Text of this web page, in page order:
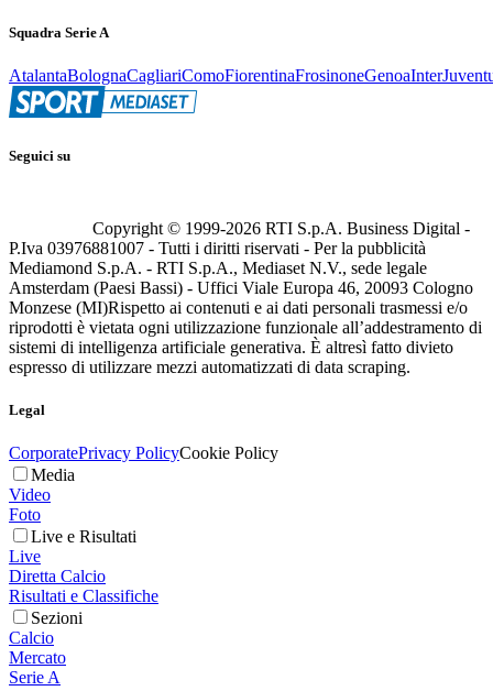
Squadra Serie A
AtalantaBolognaCagliariComoFiorentinaFrosinoneGenoaInter
Seguici su
Copyright © 1999-2026 RTI S.p.A. Business Digital -
P.Iva 03976881007 - Tutti i diritti riservati - Per la pubblicità
Mediamond S.p.A. - RTI S.p.A., Mediaset N.V., sede legale
Amsterdam (Paesi Bassi) - Uffici Viale Europa 46, 20093 Cologno
Monzese (MI)Rispetto ai contenuti e ai dati personali trasmessi e/o
riprodotti è vietata ogni utilizzazione funzionale all’addestramento di
sistemi di intelligenza artificiale generativa. È altresì fatto divieto
espresso di utilizzare mezzi automatizzati di data scraping.
Legal
CorporatePrivacy PolicyCookie Policy
Media
Video
Foto
Live e Risultati
Live
Diretta Calcio
Risultati e Classifiche
Sezioni
Calcio
Mercato
Serie A